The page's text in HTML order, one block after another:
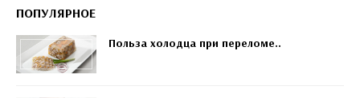
ПОПУЛЯРНОЕ
Польза холодца при переломе..